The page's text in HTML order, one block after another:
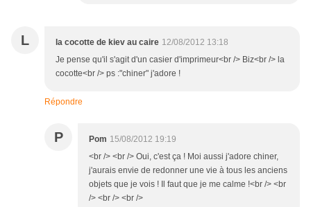
L la cocotte de kiev au caire 12/08/2012 13:18
Je pense qu'il s'agit d'un casier d'imprimeur<br /> Biz<br /> la
cocotte<br /> ps :"chiner" j'adore !
Répondre
P Pom 15/08/2012 19:19
<br /> <br /> Oui, c'est ça ! Moi aussi j'adore chiner,
j'aurais envie de redonner une vie à tous les anciens
objets que je vois ! Il faut que je me calme !<br /> <br
/> <br /> <br />